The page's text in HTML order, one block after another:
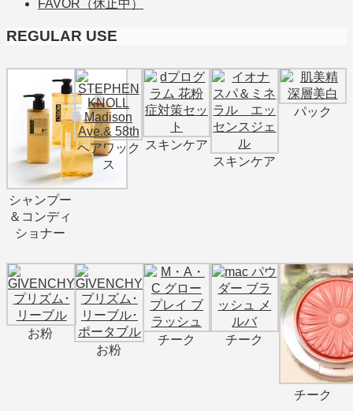
FAVOR（休止中）
REGULAR USE
シャンプー
＆コンディ
ショナー
ヘアワック
ス
スキンケア
スキンケア
パック
お粉
お粉
チーク チーク
チーク